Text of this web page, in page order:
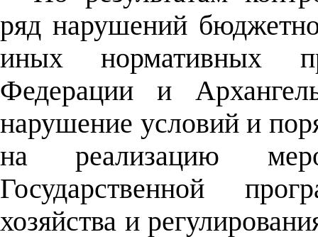
ряд нарушений
иных нормативных
Федерации и
нарушение условий и
на реализацию
Государственной
хозяйства и